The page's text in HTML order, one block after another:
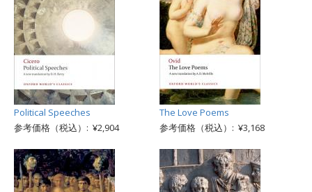
Political Speeches
参考価格（税込）: ¥2,904
The Love Poems
参考価格（税込）: ¥3,168